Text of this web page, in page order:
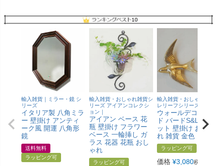
輸入雑貨｜ミラー・鏡 シ
リーズ
イタリア製 八角ミラ
ー 壁掛け アンティ
ーク風 開運 八角形
鏡
送料無料
ラッピング可
輸入雑貨・おしゃれ雑貨シ
リーズ アイアンコレクシ
ョン｜
アイアン ベース 花
瓶 壁掛け フラワー
ベース 一輪挿し ガ
ラス 花器 花瓶 おし
ゃれ
ラッピング可
輸入雑貨・おしゃれ壁掛
レリーフシリーズ｜
ウォールデコ ゴー
ド バードS&L 2点セ
ット 壁掛け おしゃ
れ 雑貨 金色
ラッピング可
価格 ¥3,080税込